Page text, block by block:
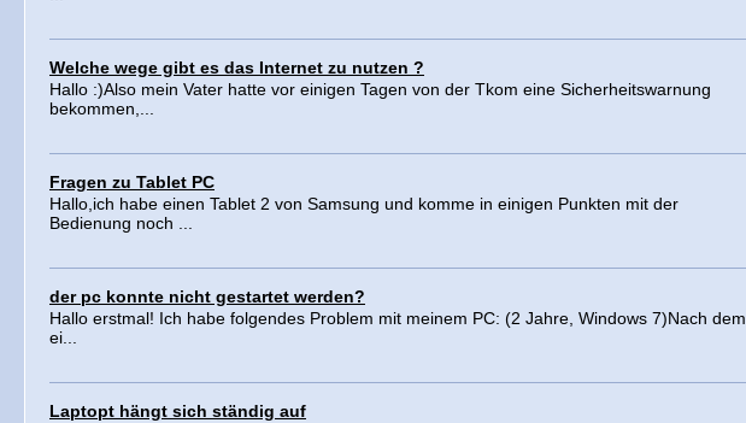
Welche wege gibt es das Internet zu nutzen ?
Hallo :)Also mein Vater hatte vor einigen Tagen von der Tkom eine Sicherheitswarnung
bekommen,...
Fragen zu Tablet PC
Hallo,ich habe einen Tablet 2 von Samsung und komme in einigen Punkten mit der
Bedienung noch ...
der pc konnte nicht gestartet werden?
Hallo erstmal! Ich habe folgendes Problem mit meinem PC: (2 Jahre, Windows 7)Nach dem
ei...
Laptopt hängt sich ständig auf